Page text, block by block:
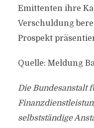
Emittenten ihre
Verschuldung
Prospekt
Quelle: Meldung
Die Bundesanstalt
selbstständige